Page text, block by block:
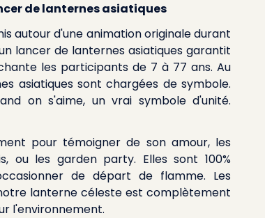
de lanternes asiatiques
autour d'une animation originale durant
lancer de lanternes asiatiques garantit
les participants de 7 à 77 ans. Au
asiatiques sont chargées de symbole.
on s'aime, un vrai symbole d'unité.
pour témoigner de son amour, les
ou les garden party. Elles sont 100%
de départ de flamme. Les
lanterne céleste est complètement
l'environnement.